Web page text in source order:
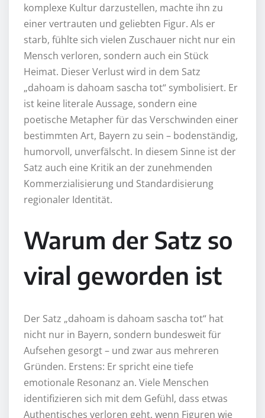
komplexe Kultur darzustellen, machte ihn zu
einer vertrauten und geliebten Figur. Als er
starb, fühlte sich vielen Zuschauer nicht nur ein
Mensch verloren, sondern auch ein Stück
Heimat. Dieser Verlust wird in dem Satz
„dahoam is dahoam sascha tot“ symbolisiert. Er
ist keine literale Aussage, sondern eine
poetische Metapher für das Verschwinden einer
bestimmten Art, Bayern zu sein – bodenständig,
humorvoll, unverfälscht. In diesem Sinne ist der
Satz auch eine Kritik an der zunehmenden
Kommerzialisierung und Standardisierung
regionaler Identität.
Warum der Satz so
viral geworden ist
Der Satz „dahoam is dahoam sascha tot“ hat
nicht nur in Bayern, sondern bundesweit für
Aufsehen gesorgt – und zwar aus mehreren
Gründen. Erstens: Er spricht eine tiefe
emotionale Resonanz an. Viele Menschen
identifizieren sich mit dem Gefühl, dass etwas
Authentisches verloren geht, wenn Figuren wie